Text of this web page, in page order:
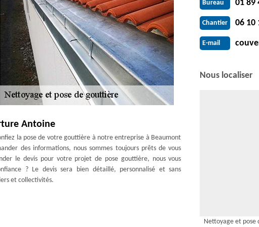
Antoine
la pose de votre gouttière à notre entreprise à Beaumont
des informations, nous sommes toujours prêts de vous
le devis pour votre projet de pose gouttière, nous vous
? Le devis sera bien détaillé, personnalisé et sans
et collectivités.
Bureau 01 89
Chantier 06 10
E-mail
Nous localiser
Nettoyage et pose